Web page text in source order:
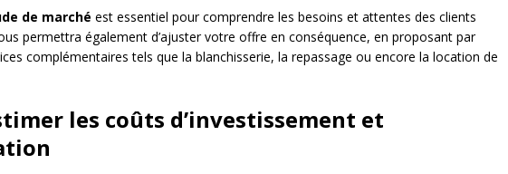
de marché est essentiel pour comprendre les besoins et attentes des clients
permettra également d’ajuster votre offre en conséquence, en proposant par
complémentaires tels que la blanchisserie, la repassage ou encore la location de
les coûts d’investissement et